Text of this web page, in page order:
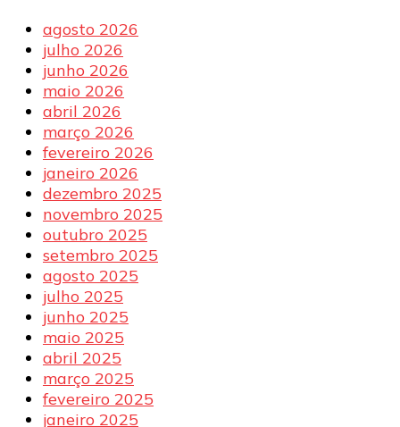
agosto 2026
julho 2026
junho 2026
maio 2026
abril 2026
março 2026
fevereiro 2026
janeiro 2026
dezembro 2025
novembro 2025
outubro 2025
setembro 2025
agosto 2025
julho 2025
junho 2025
maio 2025
abril 2025
março 2025
fevereiro 2025
janeiro 2025